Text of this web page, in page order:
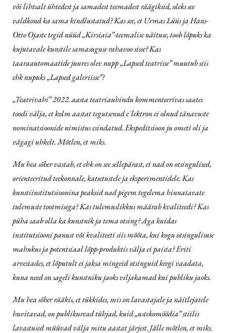
või lihtsalt ühtedest ja samadest teemadest räägiksid, oleks see
valdkond ka sama kindlustatud? Kas see, et Urmas Lüüs ja Hans-
Otto Ojaste tegid nüüd „Kirsiaia”-teemalise näituse, toob lõpuks ka
kujutavale kunstile samasuguse rahavoo sisse? Kas
taaraautomaatide juures olev nupp „Lapsed teatrisse” muutub siis
ehk nupuks „Lapsed galeriisse”?
„Teatrivahi” 2022. aasta teatriauhindu kommenteerivas saates
toodi välja, et kolm aastat tegutsenud eˉlektron ei olnud tänavuste
nominatsioonide nimistus esindatud. Ekspeditsioon ju ometi oli ja
vägagi uhkelt. Mõtlen, et miks.
Mu hea sõber vastab, et ehk on see sellepärast, et nad on otsingulised,
orienteeritud teekonnale, katsetustele ja eksperimentidele. Kas
kunstiinstitutsioonina peaksid nad pigem tegelema hinnatavate
tulemuste tootmisega? Kas tulemuslikkus määrab kvaliteedi? Kas
püha saab olla ka kunstnik ja tema otsing? Aga kuidas
institutsiooni panust või kvaliteeti siis mõõta, kui kogu otsingulisuse
mahukus ja potentsiaal lõpp-produktis välja ei paista? Eriti
arvestades, et lõputult ei jaksa mingeid otsinguid keegi vaadata,
kuna need on sageli kunstniku jaoks viljakamad kui publiku jaoks.
Mu hea sõber rääkis, et tükkides, mis on lavastajale ja näitlejatele
huvitavad, on publikuread tühjad, kuid „ustekomöödia” stiilis
lavastused müüvad välja mitu aastat järjest. Jälle mõtlen, et miks.